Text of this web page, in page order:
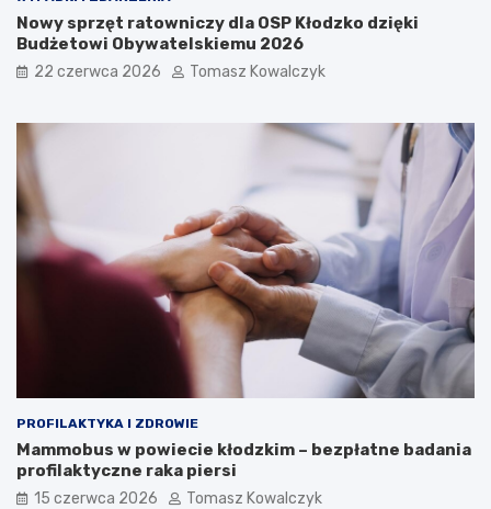
Nowy sprzęt ratowniczy dla OSP Kłodzko dzięki
Budżetowi Obywatelskiemu 2026
22 czerwca 2026 Tomasz Kowalczyk
PROFILAKTYKA I ZDROWIE
Mammobus w powiecie kłodzkim – bezpłatne badania
profilaktyczne raka piersi
15 czerwca 2026 Tomasz Kowalczyk